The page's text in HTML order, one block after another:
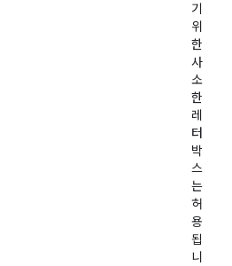
기
위
한
사
소
한
레
터
박
스
는
허
용
됩
니